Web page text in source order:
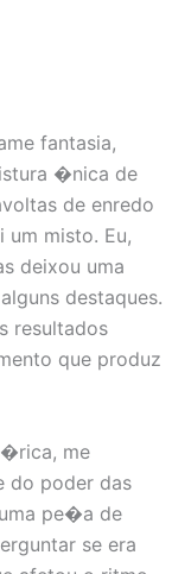
fantasia,
�nica de
de enredo
misto. Eu,
deixou uma
destaques.
resultados
que produz
me
do poder das
pe�a de
se era